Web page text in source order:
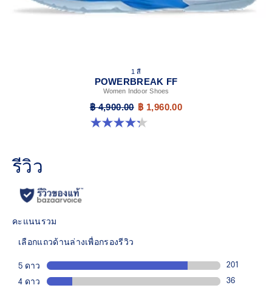
1 สี
POWERBREAK FF
Women Indoor Shoes
฿ 4,900.00 ฿ 1,960.00
4.3 จาก 5 ดาว 12 รีวิว